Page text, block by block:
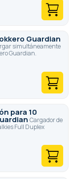
Guardian
simultáneamente
Guardian.
para 10
Cargador de
Full Duplex